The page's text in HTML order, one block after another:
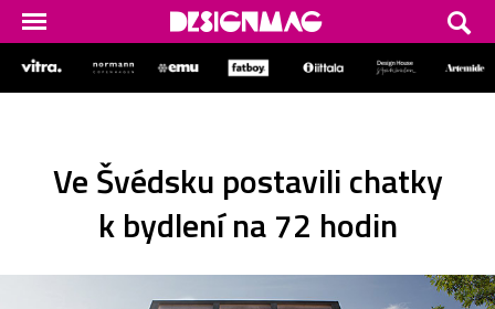
Ve Švédsku postavili chatky
k bydlení na 72 hodin